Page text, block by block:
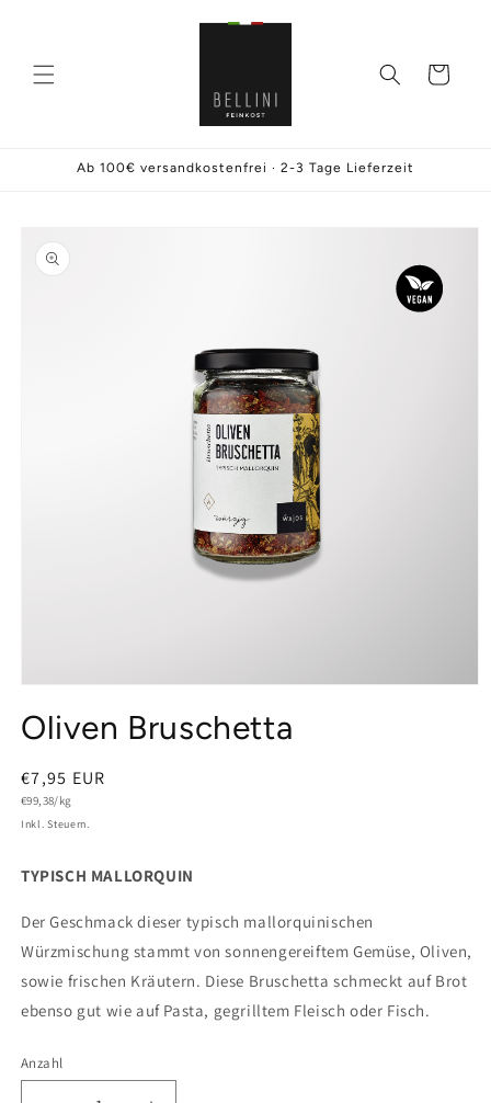
Warenkorb
Ab 100€ versandkostenfrei · 2-3 Tage Lieferzeit
in
Modal
Oliven Bruschetta
Normaler
Preis
€7,95 EUR
Grundpreis
€99,38/kg
Inkl. Steuern.
TYPISCH MALLORQUIN
Der Geschmack dieser typisch mallorquinischen
Würzmischung stammt von sonnengereiftem Gemüse, Oliven,
sowie frischen Kräutern. Diese Bruschetta schmeckt auf Brot
ebenso gut wie auf Pasta, gegrilltem Fleisch oder Fisch.
Anzahl
Anzahl